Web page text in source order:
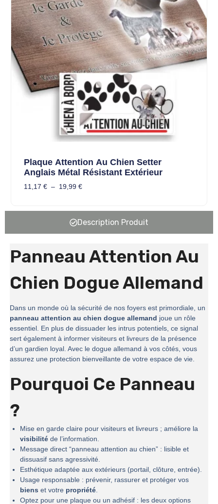
Plaque Attention Au Chien Setter
Anglais Métal Résistant Extérieur
11,17 € – 19,99 €
Description Produit
Panneau Attention Au
Chien Dogue Allemand
Dans un monde où la sécurité de nos foyers est primordiale, un
panneau attention au chien dogue allemand joue un rôle
essentiel. En plus de dissuader les intrus potentiels, ce signal
sert également à informer visiteurs et livreurs de la présence
d’un gardien loyal. Avec le dogue allemand à vos côtés, vous
assurez une protection bienveillante de votre espace de vie.
Pourquoi Ce Panneau
?
Mise en garde claire pour visiteurs et livreurs ; améliore la
visibilité de l’information.
Message direct “panneau attention au chien” : lisible et
dissuasif sans agressivité.
Esthétique adaptée aux extérieurs (portail, clôture, entrée).
Usage responsable : prévenir, rassurer et protéger vos
biens et votre propriété.
Optez pour une plaque ou un adhésif : les deux options